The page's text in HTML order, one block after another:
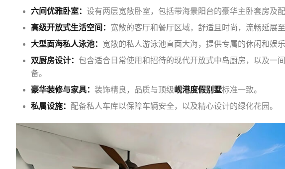
六间优雅卧室： 设有两层宽敞卧室，包括带海景阳台的豪华主卧套房及
高级开放式生活空间： 宽敞的客厅和餐厅区域，舒适且时尚，流畅延展
大型面海私人泳池： 宽敞的私人游泳池直面大海，提供专属的休闲和娱乐
双厨房设计： 包含适合日常使用和招待的现代开放式中岛厨房，以及一
备。
豪华装修与家具： 装饰精良，品质与顶级岘港度假别墅标准一致。
私属设施： 配备私人车库以保障车辆安全，以及精心设计的绿化花园。